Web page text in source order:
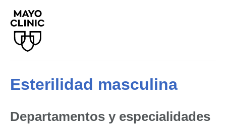
Esterilidad masculina
Departamentos y especialidades